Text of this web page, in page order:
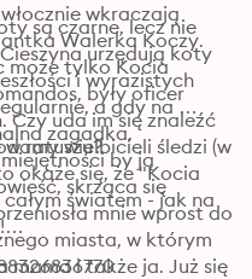
wkraczają
Walerka Koczy.
może tylko Kocia
były oficer
Czy uda im się znaleźć
ratuszu?
są czarne, lecz nie
urzędują koty
i wyrazistych
a gdy na
zagadka,
by ją
skrząca się
mnie wprost do
miasta, w którym
mama i także ja. Już się
wielbicieli śledzi (w
okaże się, że "Kocia
światem - jak na